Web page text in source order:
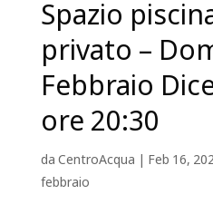
Spazio
privato –
Febbraio
ore 20:30
daCentroAcqua | Feb 16,
febbraio